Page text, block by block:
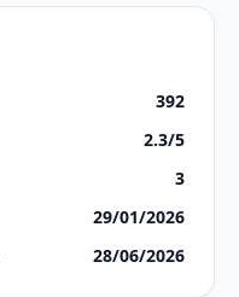
392
2.3/5
3
29/01/2026
28/06/2026